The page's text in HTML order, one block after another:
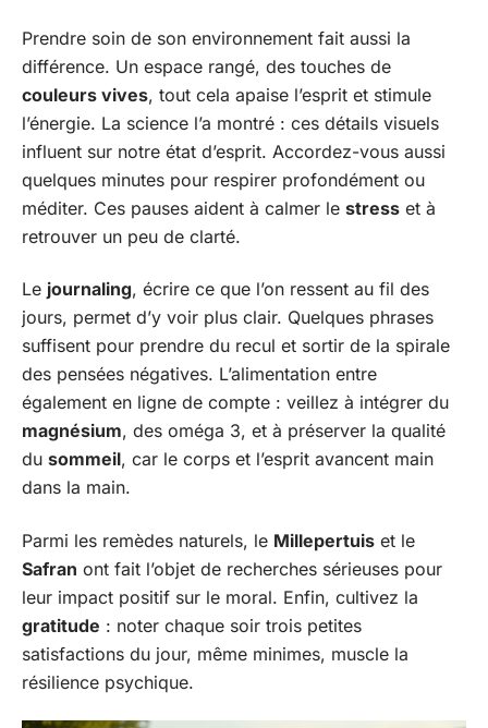
Prendre soin de son environnement fait aussi la
différence. Un espace rangé, des touches de
couleurs vives, tout cela apaise l’esprit et stimule
l’énergie. La science l’a montré : ces détails visuels
influent sur notre état d’esprit. Accordez-vous aussi
quelques minutes pour respirer profondément ou
méditer. Ces pauses aident à calmer le stress et à
retrouver un peu de clarté.
Le journaling, écrire ce que l’on ressent au fil des
jours, permet d’y voir plus clair. Quelques phrases
suffisent pour prendre du recul et sortir de la spirale
des pensées négatives. L’alimentation entre
également en ligne de compte : veillez à intégrer du
magnésium, des oméga 3, et à préserver la qualité
du sommeil, car le corps et l’esprit avancent main
dans la main.
Parmi les remèdes naturels, le Millepertuis et le
Safran ont fait l’objet de recherches sérieuses pour
leur impact positif sur le moral. Enfin, cultivez la
gratitude : noter chaque soir trois petites
satisfactions du jour, même minimes, muscle la
résilience psychique.